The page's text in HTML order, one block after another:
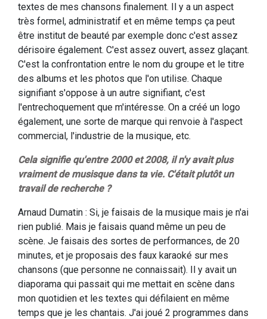
textes de mes chansons finalement. Il y a un aspect
très formel, administratif et en même temps ça peut
être institut de beauté par exemple donc c'est assez
dérisoire également. C'est assez ouvert, assez glaçant.
C'est la confrontation entre le nom du groupe et le titre
des albums et les photos que l'on utilise. Chaque
signifiant s'oppose à un autre signifiant, c'est
l'entrechoquement que m'intéresse. On a créé un logo
également, une sorte de marque qui renvoie à l'aspect
commercial, l'industrie de la musique, etc.
Cela signifie qu'entre 2000 et 2008, il n'y avait plus
vraiment de musisque dans ta vie. C'était plutôt un
travail de recherche ?
Arnaud Dumatin : Si, je faisais de la musique mais je n'ai
rien publié. Mais je faisais quand même un peu de
scène. Je faisais des sortes de performances, de 20
minutes, et je proposais des faux karaoké sur mes
chansons (que personne ne connaissait). Il y avait un
diaporama qui passait qui me mettait en scène dans
mon quotidien et les textes qui défilaient en même
temps que je les chantais. J'ai joué 2 programmes dans